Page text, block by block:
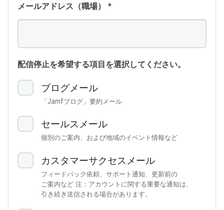
移
動
メールアドレス（職場） *
配信停止を​希望する​項目を​選択してください。
ブログメール
「Jamfブログ」​要約メール
セールスメール
個別の​ご案内、​および​地域の​イベント情報など
カスタマーサクセスメール
フィードバック​依頼、​サポート通知、​更新前の​
ご案内など 注：アカウントに​関する​重要な​通知は、​
引き続き送信される​場合が​あります。